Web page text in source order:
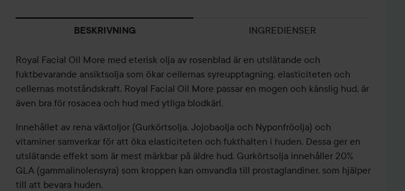
BESKRIVNING INGREDIENSER
Royal Facial Oil More med eterisk olja av rosenblad är en utslätande och
fuktbevarande ansiktsolja som ökar cellernas syreupptagning, elasticiteten och
cellernas motståndskraft. Royal Facial Oil More passar en mogen och känslig hud, är
även bra för rosacea och hud med ytliga blodkärl.
Innehållet av rena växtoljor (Gurkörtsolja, Jojobaolja och Nyponfröolja) och
vitaminer samverkar för att öka elasticiteten och fukthalten i huden. Dessa ger en
utslätande effekt som är mest märkbar på äldre hud. Gurkörtsolja innehåller 20%
GLA (gammalinolensyra) som kroppen kan omvandla till prostaglandiner, som hjälper
till att bevara huden.